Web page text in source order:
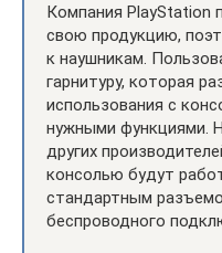
Компания PlayStation
свою продукцию,
к наушникам.
гарнитуру, которая
использования с
нужными функциями.
других
консолью будут
стандартным
беспроводного